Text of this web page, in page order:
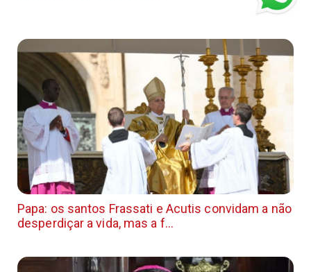
Papa: os santos Frassati e Acutis convidam a não
desperdiçar a vida, mas a f...